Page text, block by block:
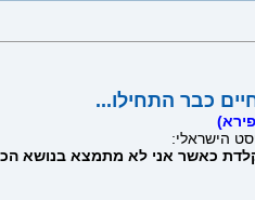
כבר התחילו...
הישראלי:
כאשר אני לא מתמצא בנושא